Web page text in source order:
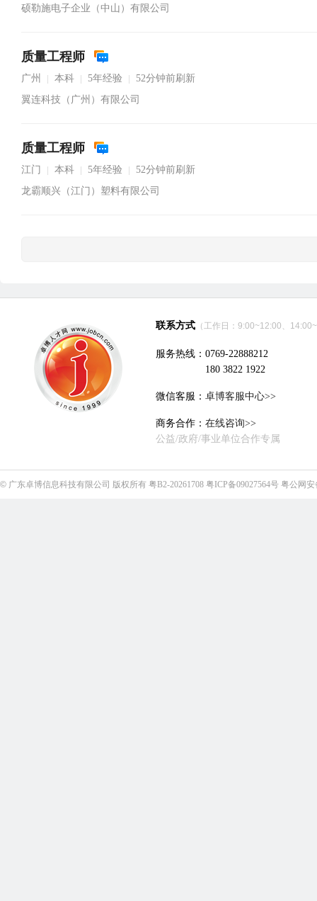
硕勒施电子企业（中山）有限公司
质量工程师
广州 本科 5年经验
52分钟前刷新
翼连科技（广州）有限公司
质量工程师
江门 本科 5年经验
52分钟前刷新
龙霸顺兴（江门）塑料有限公司
联系方式 （工作日：9:00~12:00、
服务热线：0769-22888212
180 3822 1922
微信客服： 卓博客服中心>>
商务合作： 在线咨询>>
公益/政府/事业单位合作专属
© 广东卓博信息科技有限公司 版权所有 粤B2-20261708 粤ICP备09027564号 粤公网安